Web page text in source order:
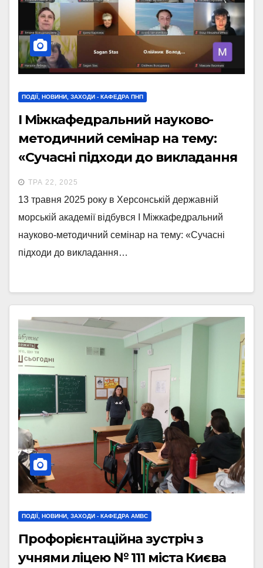
ПОДІЇ, НОВИНИ, ЗАХОДИ - КАФЕДРА ПНП
I Міжкафедральний науково-
методичний семінар на тему:
«Сучасні підходи до викладання
вищої математики та освітніх
компонент природничо-
наукового циклу в умовах
змішаного навчання»
ТРА 22, 2025
13 травня 2025 року в Херсонській державній
морській академії відбувся I Міжкафедральний
науково-методичний семінар на тему: «Сучасні
підходи до викладання…
ПОДІЇ, НОВИНИ, ЗАХОДИ - КАФЕДРА АМВС
Профорієнтаційна зустріч з
учнями ліцею № 111 міста Києва